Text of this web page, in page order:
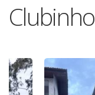
Clubinho